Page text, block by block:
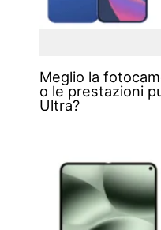
Meglio la
o le prestazioni
Ultra?